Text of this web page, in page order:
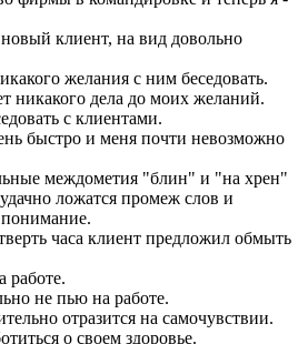
клиент, на вид довольно
желания с ним беседовать.
никакого дела до моих желаний.
с клиентами.
быстро и меня почти невозможно
междометия "блин" и "на хрен"
ложатся промеж слов и
понимание.
часа клиент предложил обмыть
работе.
не пью на работе.
отразится на самочувствии.
о своем здоровье.